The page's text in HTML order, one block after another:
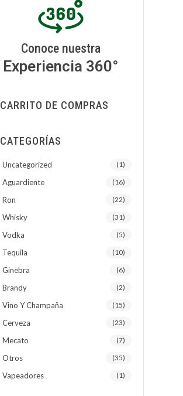
Conoce nuestra
Experiencia 360°
CARRITO DE COMPRAS
CATEGORÍAS
Uncategorized (1)
Aguardiente (16)
Ron (22)
Whisky (31)
Vodka (5)
Tequila (10)
Ginebra (6)
Brandy (2)
Vino Y Champaña (15)
Cerveza (23)
Mecato (7)
Otros (35)
Vapeadores (1)